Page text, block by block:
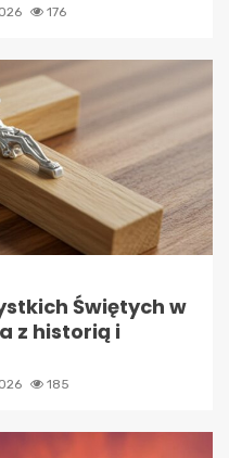
176
Świętych w
z historią i
185